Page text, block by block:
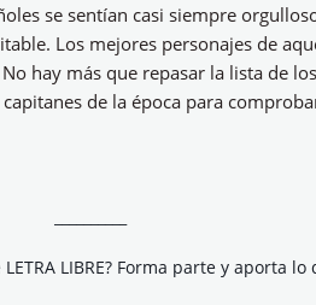
se sentían casi siempre
Los mejores personajes de
hay más que repasar la lista de
de la época para
LIBRE? Forma parte y aporta